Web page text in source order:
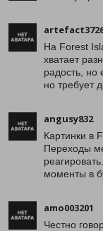
На Forest
хватает
радость,
но требует
angusy832
Картинки в
Переходы
моменты в
amo003201
Честно